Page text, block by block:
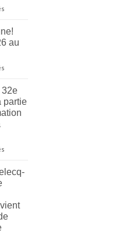
sur
2026
au
Faou
un
inédit
des
nouveautés
Breizh
au
sur
en
ligne!
Randorade
2026
32e
partie
sur
officiel,
fera
partie